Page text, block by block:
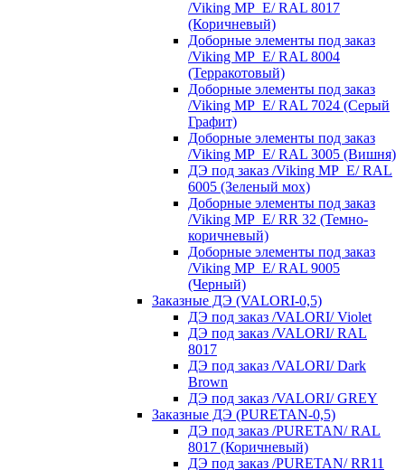
/Viking MP_E/ RAL 8017
(Коричневый)
Доборные элементы под заказ
/Viking MP_E/ RAL 8004
(Терракотовый)
Доборные элементы под заказ
/Viking MP_E/ RAL 7024 (Серый
Графит)
Доборные элементы под заказ
/Viking MP_E/ RAL 3005 (Вишня)
ДЭ под заказ /Viking MP_E/ RAL
6005 (Зеленый мох)
Доборные элементы под заказ
/Viking MP_E/ RR 32 (Темно-
коричневый)
Доборные элементы под заказ
/Viking MP_E/ RAL 9005
(Черный)
Заказные ДЭ (VALORI-0,5)
ДЭ под заказ /VALORI/ Violet
ДЭ под заказ /VALORI/ RAL
8017
ДЭ под заказ /VALORI/ Dark
Brown
ДЭ под заказ /VALORI/ GREY
Заказные ДЭ (PURETAN-0,5)
ДЭ под заказ /PURETAN/ RAL
8017 (Коричневый)
ДЭ под заказ /PURETAN/ RR11